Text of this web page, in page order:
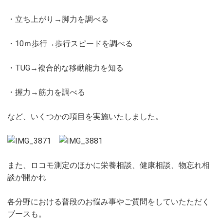
・立ち上がり→脚力を調べる
・10ｍ歩行→歩行スピードを調べる
・TUG→複合的な移動能力を知る
・握力→筋力を調べる
など、いくつかの項目を実施いたしました。
また、ロコモ測定のほかに栄養相談、健康相談、物忘れ相
談が開かれ
各分野における普段のお悩み事やご質問をしていたただく
ブースも。